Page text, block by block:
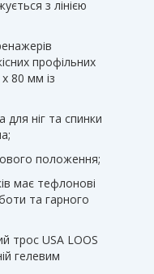
з лінією
профільних
80 мм із
для ніг та спинки
положення;
має тефлонові
та гарного
трос USA LOOS
гелевим